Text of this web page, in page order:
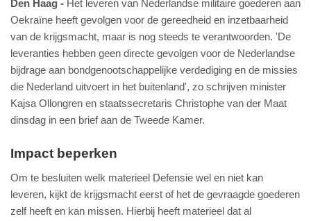
Den Haag
Het leveren van Nederlandse militaire goederen aan
Oekraïne heeft gevolgen voor de gereedheid en inzetbaarheid
van de krijgsmacht, maar is nog steeds te verantwoorden. 'De
leveranties hebben geen directe gevolgen voor de Nederlandse
bijdrage aan bondgenootschappelijke verdediging en de missies
die Nederland uitvoert in het buitenland', zo schrijven minister
Kajsa Ollongren en staatssecretaris Christophe van der Maat
dinsdag in een brief aan de Tweede Kamer.
Impact beperken
Om te besluiten welk materieel Defensie wel en niet kan
leveren, kijkt de krijgsmacht eerst of het de gevraagde goederen
zelf heeft en kan missen. Hierbij heeft materieel dat al